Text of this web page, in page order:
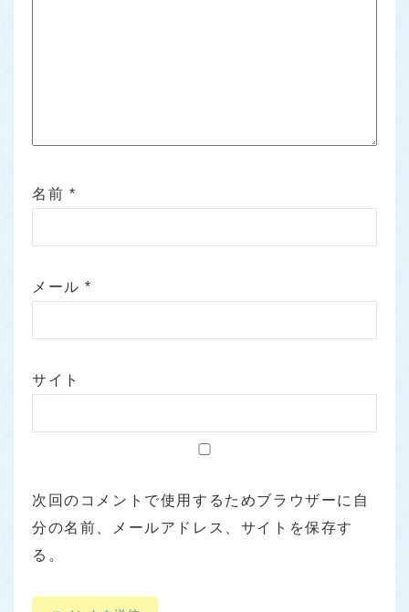
名前 *
メール*
サイト
次回のコメントで使用するためブラウザーに自
分の名前、メールアドレス、サイトを保存す
る。